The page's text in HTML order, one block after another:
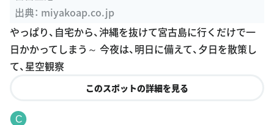
出典： miyakoap.co.jp
やっぱり、自宅から、沖縄を抜けて宮古島に行くだけで一
日かかってしまう～ 今夜は、明日に備えて、夕日を散策し
て、星空観察
このスポットの詳細を見る
C